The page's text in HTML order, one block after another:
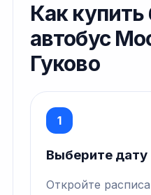
Как купить
автобус
Гуково
1
Выберите дату
Откройте